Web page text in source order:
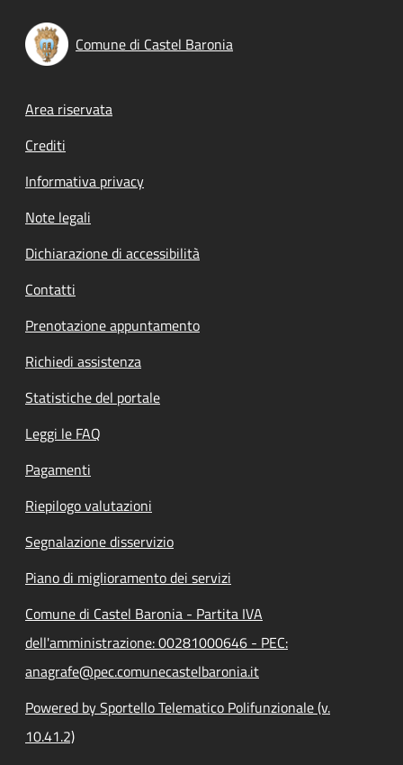
Comune di Castel Baronia
Footer menu
Area riservata
Crediti
Informativa privacy
Note legali
Dichiarazione di accessibilità
Contatti
Prenotazione appuntamento
Richiedi assistenza
Statistiche del portale
Leggi le FAQ
Pagamenti
Riepilogo valutazioni
Segnalazione disservizio
Piano di miglioramento dei servizi
Comune di Castel Baronia - Partita IVA
dell'amministrazione: 00281000646 - PEC:
anagrafe@pec.comunecastelbaronia.it
Powered by Sportello Telematico Polifunzionale (v.
10.41.2)